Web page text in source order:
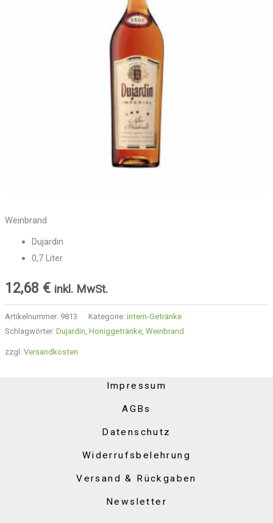
Weinbrand
Dujardin
0,7 Liter
12,68 € inkl. MwSt.
Artikelnummer: 9813 Kategorie: intern-Getränke
Schlagwörter: Dujardin Honiggetränke, Weinbrand
zzgl. Versandkosten
Impressum
AGBs
Datenschutz
Widerrufsbelehrung
Versand & Rückgaben
Newsletter